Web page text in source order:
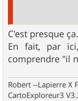
C'est presque ça.
En fait, par
comprendre "il
Robert --Lapierre X
CartoExploreur3